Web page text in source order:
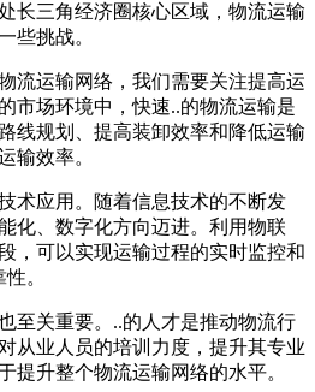
长三角经济圈核心区域，物流运输
些挑战。
流运输网络，我们需要关注提高运
市场环境中，快速..的物流运输是
线规划、提高装卸效率和降低运输
输效率。
术应用。随着信息技术的不断发
化、数字化方向迈进。利用物联
，可以实现运输过程的实时监控和
。
至关重要。..的人才是推动物流行
从业人员的培训力度，提升其专业
提升整个物流运输网络的水平。